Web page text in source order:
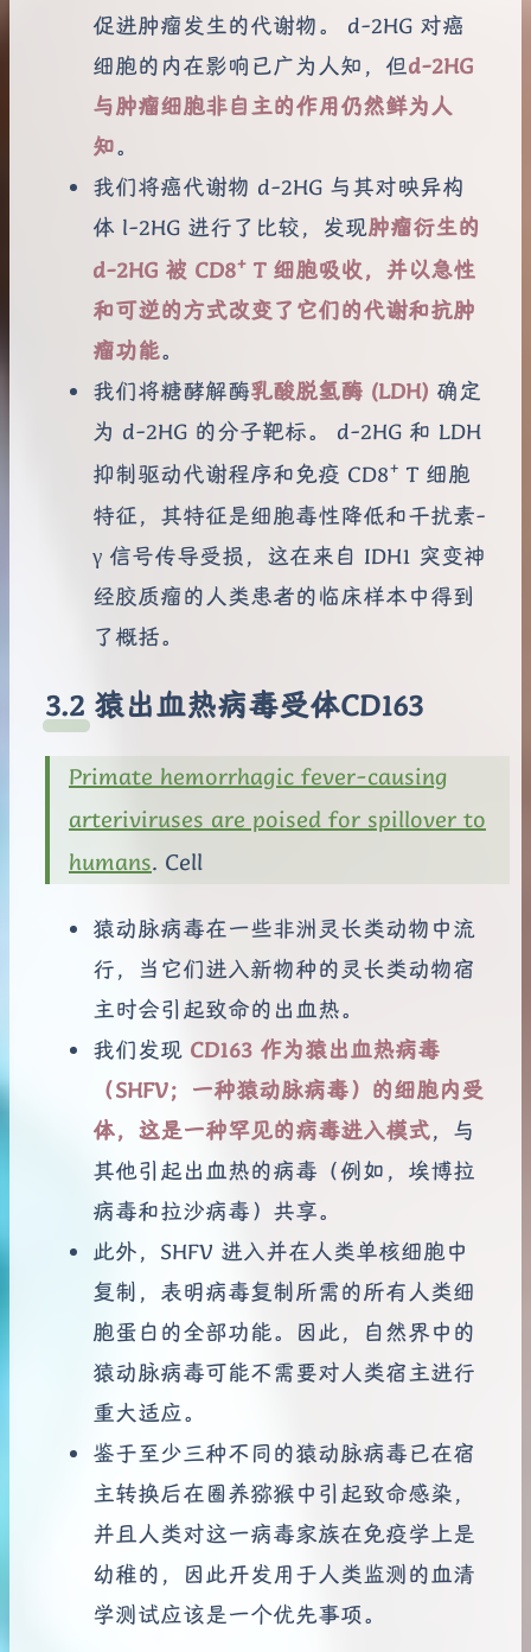
促进肿瘤发生的代谢物。 d-2HG 对癌
细胞的内在影响已广为人知，但d-2HG
与肿瘤细胞非自主的作用仍然鲜为人
知。
我们将癌代谢物 d-2HG 与其对映异构
体 l-2HG 进行了比较，发现肿瘤衍生的
d-2HG 被 CD8+ T 细胞吸收，并以急性
和可逆的方式改变了它们的代谢和抗肿
瘤功能。
我们将糖酵解酶乳酸脱氢酶 (LDH) 确定
为 d-2HG 的分子靶标。 d-2HG 和 LDH
抑制驱动代谢程序和免疫 CD8+ T 细胞
特征，其特征是细胞毒性降低和干扰素-
γ 信号传导受损，这在来自 IDH1 突变神
经胶质瘤的人类患者的临床样本中得到
了概括。
猿出血热病毒受体CD163
Primate hemorrhagic fever-causing
arteriviruses are poised for spillover to
humans. Cell
猿动脉病毒在一些非洲灵长类动物中流
行，当它们进入新物种的灵长类动物宿
主时会引起致命的出血热。
我们发现 CD163 作为猿出血热病毒
（SHFV；一种猿动脉病毒）的细胞内受
体，这是一种罕见的病毒进入模式，与
其他引起出血热的病毒（例如，埃博拉
病毒和拉沙病毒）共享。
此外，SHFV 进入并在人类单核细胞中
复制，表明病毒复制所需的所有人类细
胞蛋白的全部功能。因此，自然界中的
猿动脉病毒可能不需要对人类宿主进行
重大适应。
鉴于至少三种不同的猿动脉病毒已在宿
主转换后在圈养猕猴中引起致命感染，
并且人类对这一病毒家族在免疫学上是
幼稚的，因此开发用于人类监测的血清
学测试应该是一个优先事项。